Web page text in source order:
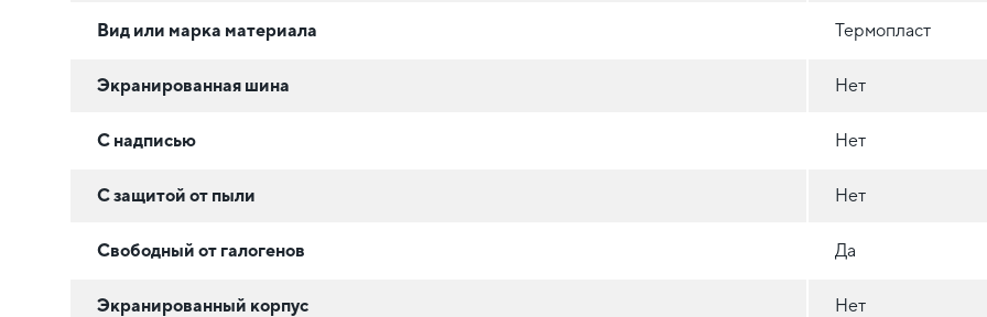
Вид или марка материала Термопласт
Экранированная шина Нет
С надписью Нет
С защитой от пыли Нет
Свободный от галогенов Да
Экранированный корпус Нет